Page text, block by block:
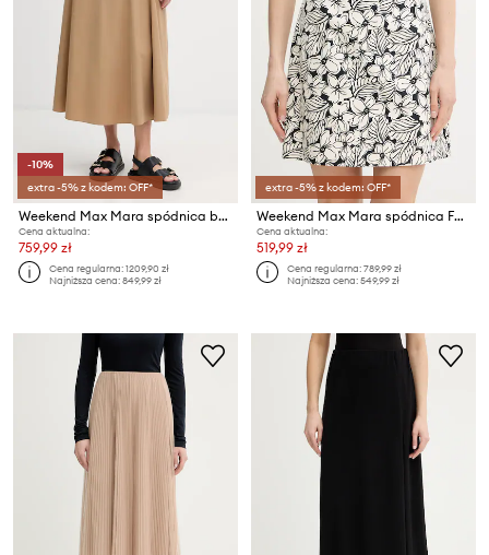
-10%
extra -5% z kodem: OFF*
Weekend Max Mara spódnica bawełniana ZATTERA
Cena aktualna:
759,99 zł
Cena regularna:1209,90 zł
Najniższa cena:849,99 zł
extra -5% z kodem: OFF*
Weekend Max Mara spódnica FUNGO
Cena aktualna:
519,99 zł
Cena regularna:789,99 zł
Najniższa cena:549,99 zł